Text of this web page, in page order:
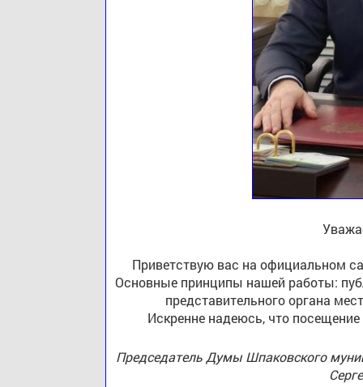
Приветствую вас на официальном
Основные принципы нашей работы:
представительного органа
Искренне надеюсь, что
Председатель Думы Шпаковского